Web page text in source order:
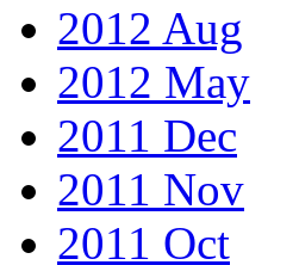
2012 Aug
2012 May
2011 Dec
2011 Nov
2011 Oct